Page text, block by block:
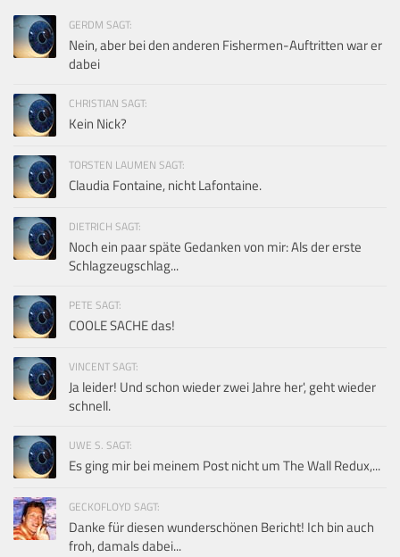
GERDM SAGT:
Nein, aber bei den anderen Fishermen-Auftritten war er
dabei
CHRISTIAN SAGT:
Kein Nick?
TORSTEN LAUMEN SAGT:
Claudia Fontaine, nicht Lafontaine.
DIETRICH SAGT:
Noch ein paar späte Gedanken von mir: Als der erste
Schlagzeugschlag...
PETE SAGT:
COOLE SACHE das!
VINCENT SAGT:
Ja leider! Und schon wieder zwei Jahre her', geht wieder
schnell.
UWE S. SAGT:
Es ging mir bei meinem Post nicht um The Wall Redux,...
GECKOFLOYD SAGT:
Danke für diesen wunderschönen Bericht! Ich bin auch
froh, damals dabei...